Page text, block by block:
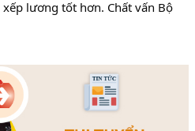
lương tốt hơn. Chất vấn Bộ
Trịnh Minh Bình (Đoàn Vĩnh
học có vị trí, vai...